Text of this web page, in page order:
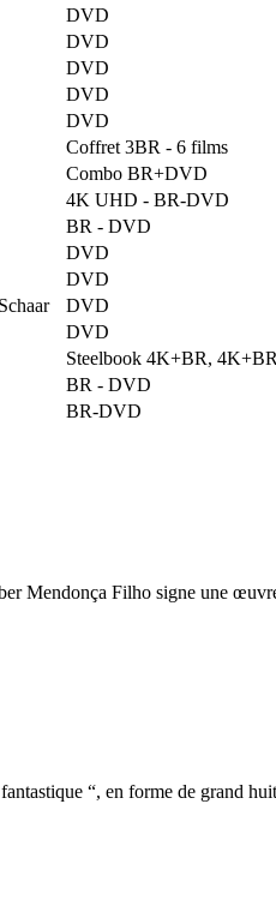
DVD
DVD
DVD
DVD
DVD
Coffret 3BR - 6 films
Combo BR+DVD
4K UHD - BR-DVD
BR - DVD
DVD
DVD
DVD
DVD
Steelbook 4K+BR, 4K+BR
BR - DVD
BR-DVD
Mendonça Filho signe une
“, en forme de grand